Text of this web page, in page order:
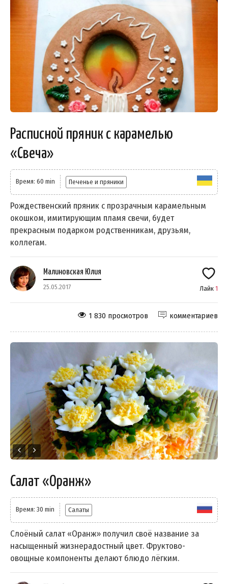
Расписной пряник с карамелью
«Свеча»
Время: 60 min Печенье и пряники
Рождественский пряник с прозрачным карамельным
окошком, имитирующим пламя свечи, будет
прекрасным подарком родственникам, друзьям,
коллегам.
Малиновская Юлия
25.05.2017 Лайк 1
комментариев
1 830 просмотров
Салат «Оранж»
Время: 30 min Салаты
Слоёный салат «Оранж» получил своё название за
насыщенный жизнерадостный цвет. Фруктово-
овощные компоненты делают блюдо лёгким.